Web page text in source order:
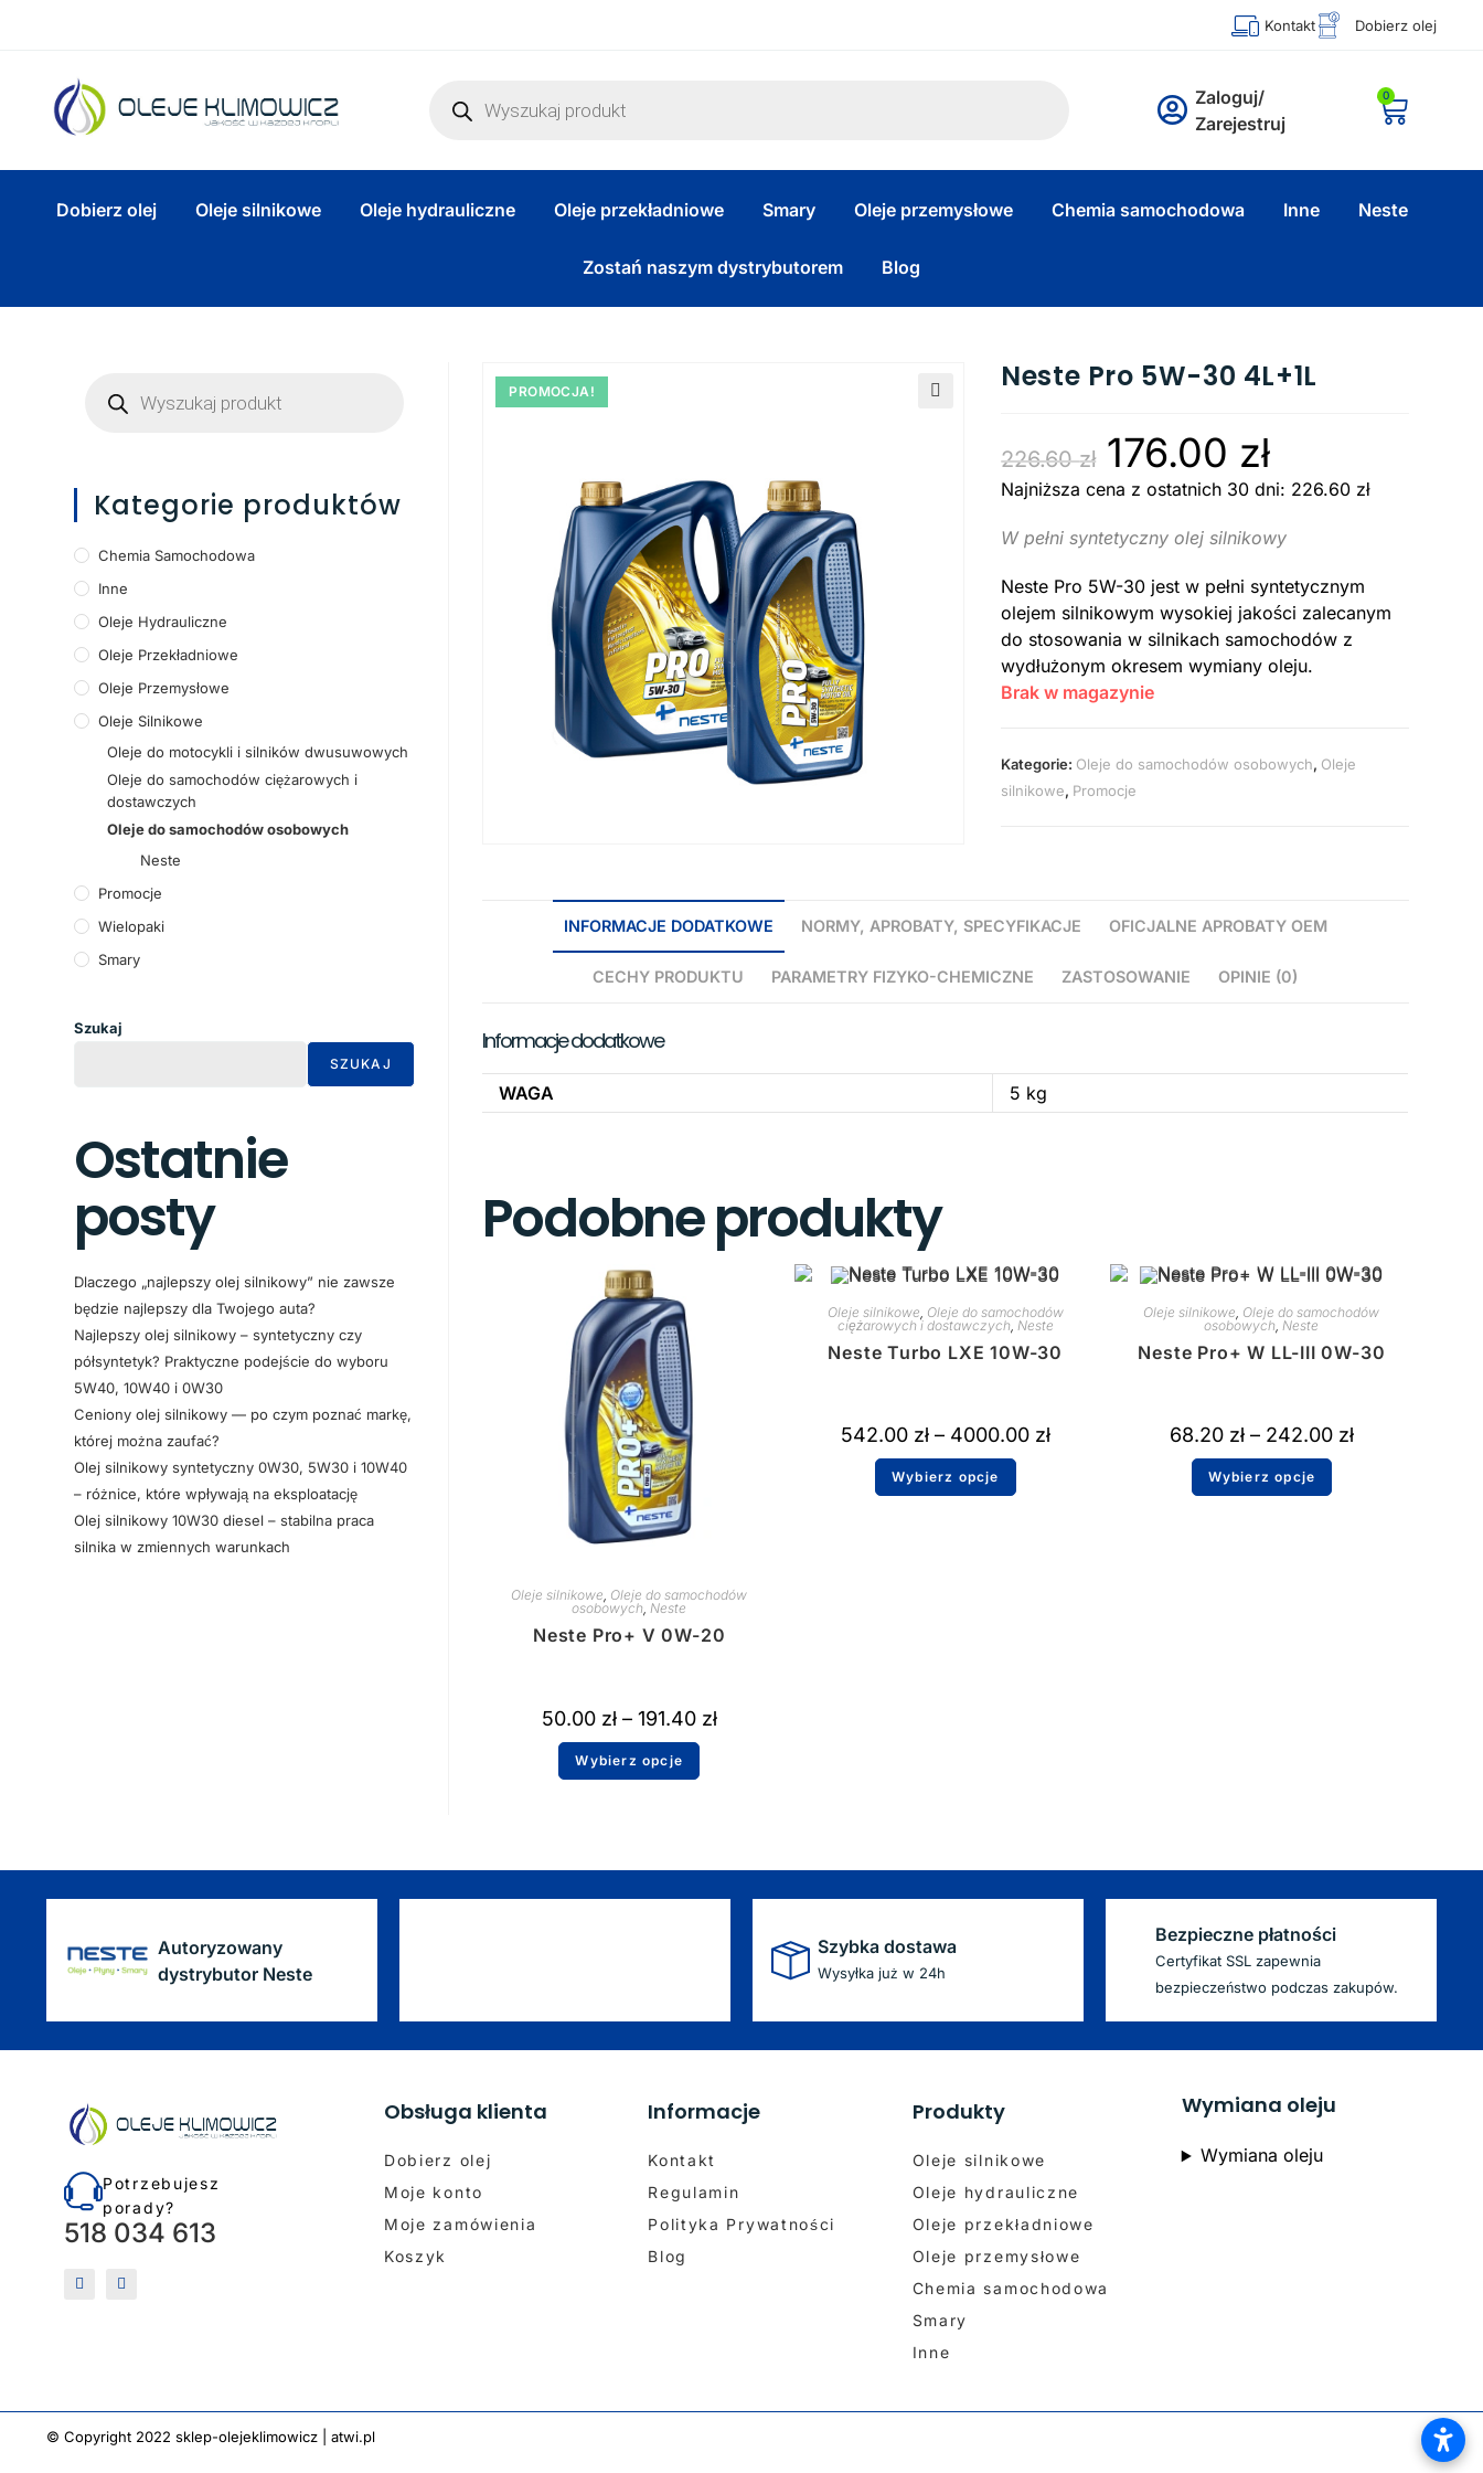
Kontakt Dobierz olej
Zaloguj/
Zarejestruj
0
Dobierz olej Oleje silnikowe Oleje hydrauliczne Oleje przekładniowe Smary Oleje przemysłowe Chemia samochodowa Inne Neste
Zostań naszym dystrybutorem Blog
PROMOCJA! Neste Pro 5W-30 4L+1L
226.60zł 176.00 zł
Najniższa cena z ostatnich 30 dni: 226.60 zł
W pełni syntetyczny olej silnikowy
Neste Pro 5W-30 jest w pełni syntetycznym
olejem silnikowym wysokiej jakości zalecanym
do stosowania w silnikach samochodów z
wydłużonym okresem wymiany oleju.
Brak w magazynie
Kategorie: Oleje do samochodów osobowych, Oleje
silnikowe, Promocje
INFORMACJE DODATKOWE NORMY, APROBATY, SPECYFIKACJE OFICJALNE APROBATY OEM
CECHY PRODUKTU PARAMETRY FIZYKO-CHEMICZNE ZASTOSOWANIE OPINIE (0)
Informacje dodatkowe
WAGA 5 kg
Podobne produkty
Oleje silnikowe, Oleje do samochodów
osobowych,Neste
Neste Pro+ V 0W-20
50.00 zł – 191.40 zł
Wybierz opcje
Oleje silnikowe Oleje do samochodów
ciężarowych i dostawczych, Neste
Neste Turbo LXE 10W-30
542.00 zł – 4000.00 zł
Wybierz opcje
Oleje silnikowe Oleje do samochodów
osobowych Neste
Neste Pro+ W LL-III 0W-30
68.20 zł – 242.00 zł
Wybierz opcje
Kategorie produktów
Chemia Samochodowa
Inne
Oleje Hydrauliczne
Oleje Przekładniowe
Oleje Przemysłowe
Oleje Silnikowe
Oleje do motocykli i silników dwusuwowych
Oleje do samochodów ciężarowych i
dostawczych
Oleje do samochodów osobowych
Neste
Promocje
Wielopaki
Smary
Szukaj
SZUKAJ
Ostatnie
posty
Dlaczego „najlepszy olej silnikowy” nie zawsze
będzie najlepszy dla Twojego auta?
Najlepszy olej silnikowy – syntetyczny czy
półsyntetyk? Praktyczne podejście do wyboru
5W40, 10W40 i 0W30
Ceniony olej silnikowy — po czym poznać markę,
której można zaufać?
Olej silnikowy syntetyczny 0W30, 5W30 i 10W40
– różnice, które wpływają na eksploatację
Olej silnikowy 10W30 diesel – stabilna praca
silnika w zmiennych warunkach
Autoryzowany
dystrybutor Neste
Szybka dostawa
Wysyłka już w 24h
Bezpieczne płatności
Certyfikat SSL zapewnia
bezpieczeństwo podczas zakupów.
Potrzebujesz
porady?
518 034 613
Obsługa klienta
Dobierz olej
Moje konto
Moje zamówienia
Koszyk
Informacje
Kontakt
Regulamin
Polityka Prywatności
Blog
Produkty
Oleje silnikowe
Oleje hydrauliczne
Oleje przekładniowe
Oleje przemysłowe
Chemia samochodowa
Smary
Inne
Wymiana oleju
Wymiana oleju
© Copyright 2022 sklep-olejeklimowicz | atwi.pl